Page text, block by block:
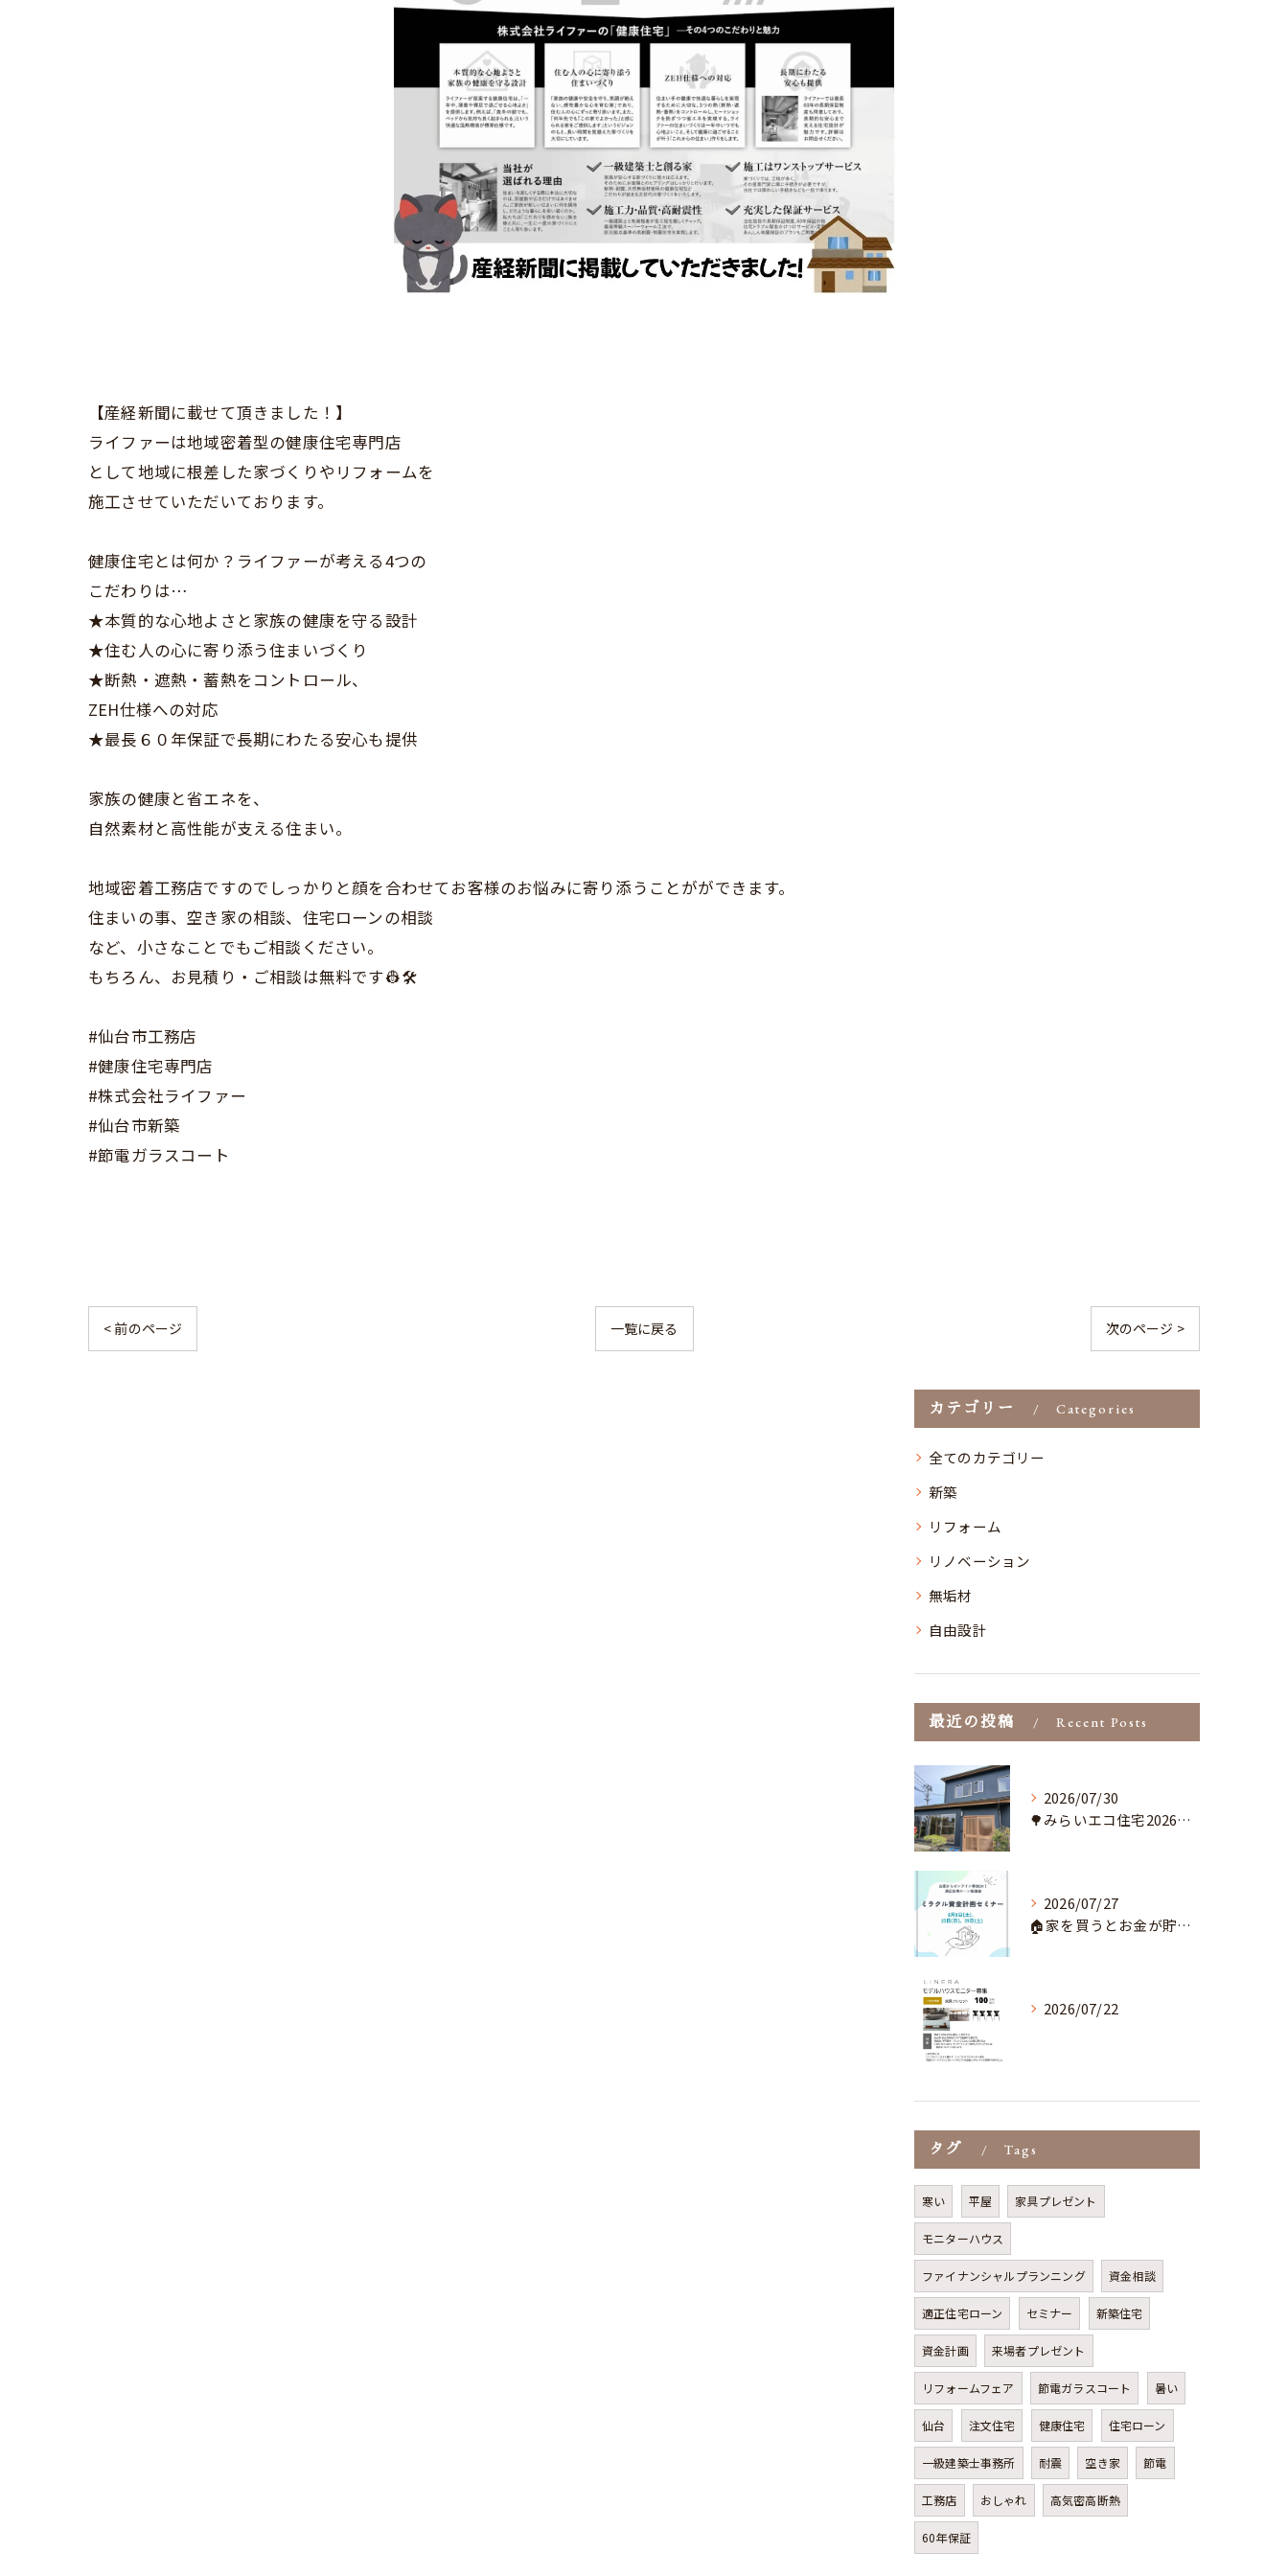
【産経新聞に載せて頂きました！】
ライファーは地域密着型の健康住宅専門店
として地域に根差した家づくりやリフォームを
施工させていただいております。
健康住宅とは何か？ライファーが考える4つの
こだわりは…
★本質的な心地よさと家族の健康を守る設計
★住む人の心に寄り添う住まいづくり
★断熱・遮熱・蓄熱をコントロール、
ZEH仕様への対応
★最長６０年保証で長期にわたる安心も提供
家族の健康と省エネを、
自然素材と高性能が支える住まい。
地域密着工務店ですのでしっかりと顔を合わせてお客様のお悩みに寄り添うことがができます。
住まいの事、空き家の相談、住宅ローンの相談
など、小さなことでもご相談ください。
もちろん、お見積り・ご相談は無料です👷🛠️
#仙台市工務店
#健康住宅専門店
#株式会社ライファー
#仙台市新築
#節電ガラスコート
< 前のページ 一覧に戻る 次のページ >
カテゴリー Categories
全てのカテゴリー
新築
リフォーム
リノベーション
無垢材
自由設計
最近の投稿 Recent Posts
2026/07/30
🌳みらいエコ住宅2026事業とは？🌳
2026/07/27
🏠家を買うとお金が貯まるってホント？🚙
2026/07/22
タグ Tags
寒い 平屋 家具プレゼント
モニターハウス
ファイナンシャルプランニング 資金相談
適正住宅ローン セミナー 新築住宅
資金計画 来場者プレゼント
リフォームフェア 節電ガラスコート 暑い
仙台 注文住宅 健康住宅 住宅ローン
一級建築士事務所 耐震 空き家 節電
工務店 おしゃれ 高気密高断熱
60年保証